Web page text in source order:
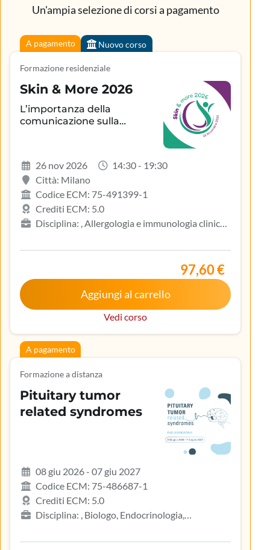
Un'ampia selezione di corsi a pagamento
A pagamento Nuovo corso
Formazione residenziale
Skin & More 2026
L’importanza della
comunicazione sulla
dermatologica
26 nov 2026
14:30 - 19:30
Città: Milano
Codice ECM: 75-491399-1
Crediti ECM: 5.0
Disciplina: , Allergologia e immunologia clinica,
Medicina del lavoro e sicurezza degli ambienti di
lavoro, Medicina generale (medici di famiglia)
97,60 €
Aggiungi al carrello
Vedi corso
A pagamento
Formazione a distanza
Pituitary tumor
related syndromes
08 giu 2026 - 07 giu 2027
Codice ECM: 75-486687-1
Crediti ECM: 5.0
Disciplina: , Biologo, Endocrinologia,
ostetricia, Infermiere, Infermiere pediatrico,